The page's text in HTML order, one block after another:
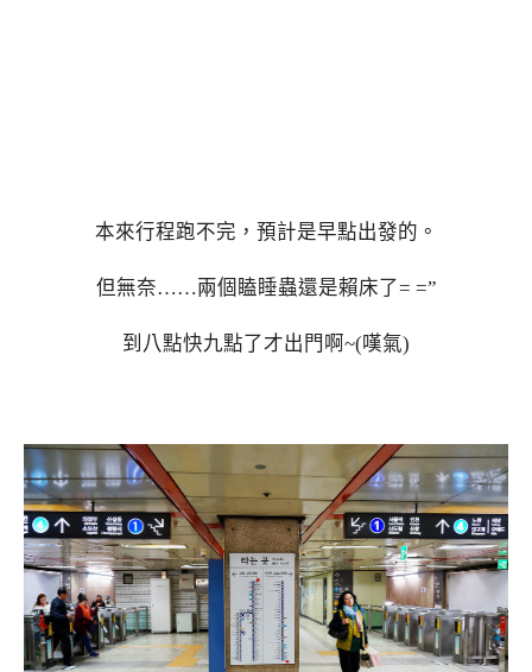
本來行程跑不完，預計是早點出發的。
但無奈……兩個瞌睡蟲還是賴床了= =”
到八點快九點了才出門啊~(嘆氣)